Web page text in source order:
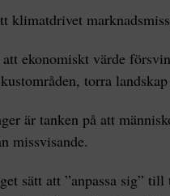
klimatdrivet
ekonomiskt värde
torra
är tanken på att
missvisande.
sätt att ”anpassa sig”